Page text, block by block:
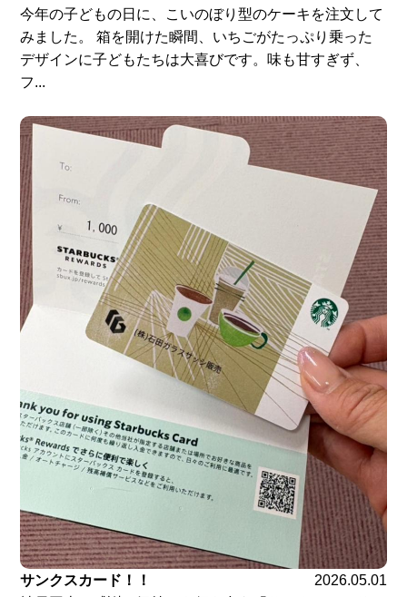
今年の子どもの日に、こいのぼり型のケーキを注文して
みました。 箱を開けた瞬間、いちごがたっぷり乗った
デザインに子どもたちは大喜びです。味も甘すぎず、
フ...
サンクスカード！！
2026.05.01